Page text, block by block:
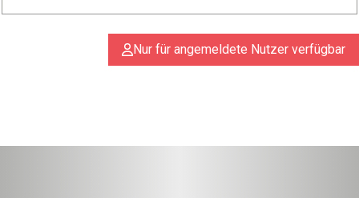
Nur für angemeldete Nutzer verfügbar